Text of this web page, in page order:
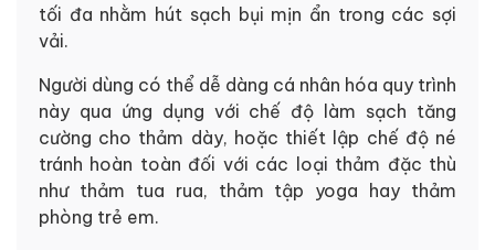
tối đa nhằm hút sạch bụi mịn ẩn trong các sợi
vải.
Người dùng có thể dễ dàng cá nhân hóa quy trình
này qua ứng dụng với chế độ làm sạch tăng
cường cho thảm dày, hoặc thiết lập chế độ né
tránh hoàn toàn đối với các loại thảm đặc thù
như thảm tua rua, thảm tập yoga hay thảm
phòng trẻ em.